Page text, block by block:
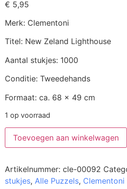
€ 5,95
Merk: Clementoni
Titel: New Zeland Lighthouse
Aantal stukjes: 1000
Conditie: Tweedehands
Formaat: ca. 68 x 49 cm
1 op voorraad
Toevoegen aan winkelwagen
Artikelnummer: cle-00092
stukjes, Alle Puzzels, Clementoni